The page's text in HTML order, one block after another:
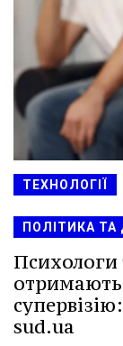
ТЕХНОЛОГІЇ
ПОЛІТИКА
Психологи
sud.ua